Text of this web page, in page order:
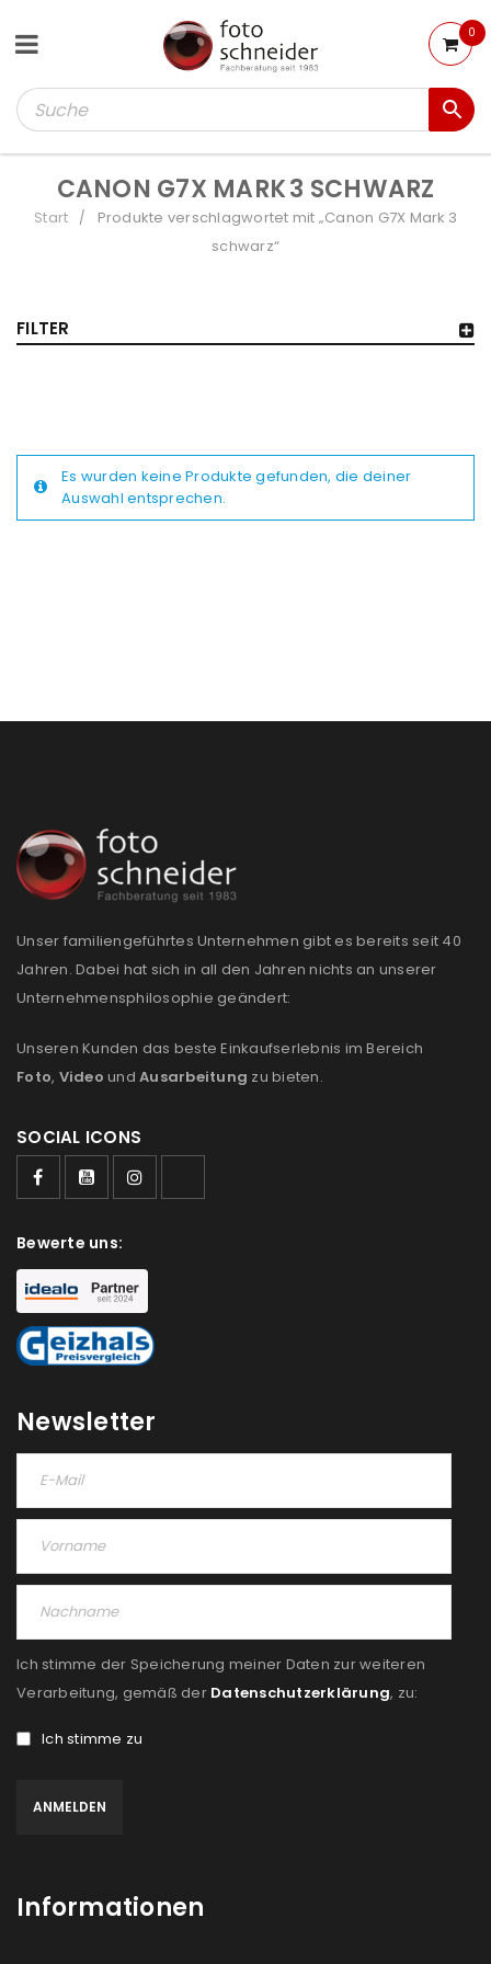
Benutzername oder E-Mail-Adresse*
Passwort
Angemeldet bleiben
ANMELDEN
E-Mail-Adresse*
0
CANON G7X MARK 3 SCHWARZ
Start /
Produkte verschlagwortet mit „Canon G7X Mark 3
schwarz“
FILTER
Es wurden keine Produkte gefunden, die deiner
Auswahl entsprechen.
Unser familiengeführtes Unternehmen gibt es bereits seit 40
Jahren. Dabei hat sich in all den Jahren nichts an unserer
Unternehmensphilosophie geändert:
Unseren Kunden das beste Einkaufserlebnis im Bereich
Foto, Video und Ausarbeitung zu bieten.
SOCIAL ICONS
Bewerte uns:
Newsletter
Ich stimme der Speicherung meiner Daten zur weiteren
Verarbeitung, gemäß der Datenschutzerklärung, zu:
Ich stimme zu
Informationen